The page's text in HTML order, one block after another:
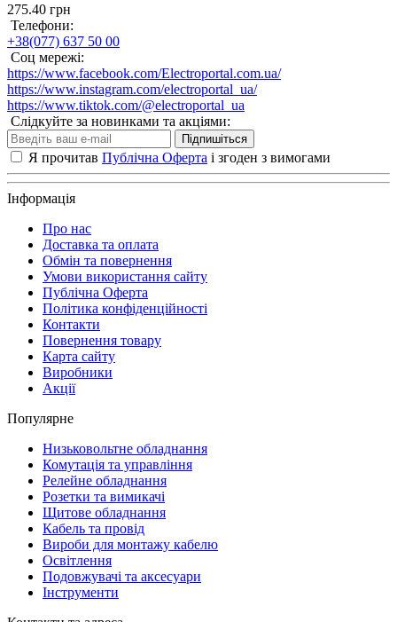
275.40 грн
Телефони:
+38(077) 637 50 00
Соц мережі:
https://www.facebook.com/Electroportal.com.ua/
https://www.instagram.com/electroportal_ua/
https://www.tiktok.com/@electroportal_ua
Слідкуйте за новинками та акціями:
Підпишіться
Я прочитав Публічна Оферта і згоден з вимогами
Інформація
Про нас
Доставка та оплата
Обмін та повернення
Умови використання сайту
Публічна Оферта
Політика конфіденційності
Контакти
Повернення товару
Карта сайту
Виробники
Акції
Популярне
Низьковольтне обладнання
Комутація та управління
Релейне обладнання
Розетки та вимикачі
Щитове обладнання
Кабель та провід
Вироби для монтажу кабелю
Освітлення
Подовжувачі та аксесуари
Інструменти